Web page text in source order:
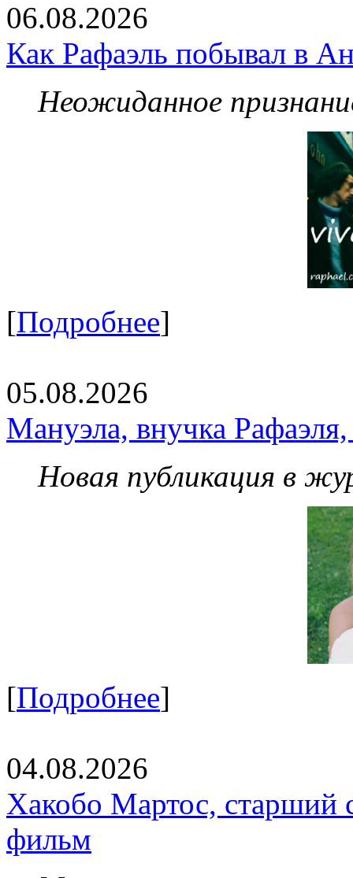
06.08.2026
Как Рафаэль побывал в
Неожиданное
[Подробнее]
05.08.2026
Мануэла, внучка
Новая публикация в
[Подробнее]
04.08.2026
Хакобо Мартос, старший
фильм